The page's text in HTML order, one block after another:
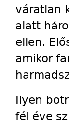
váratlan
alatt
ellen.
amikor
Ilyen
fél éve